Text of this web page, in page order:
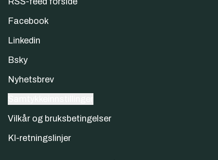
Facebook
Linkedin
Bsky
Nyhetsbrev
Vilkår og bruksbetingelser
KI-retningslinjer